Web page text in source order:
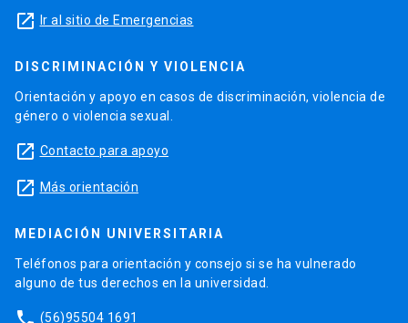
launch Ir al sitio de Emergencias
DISCRIMINACIÓN Y VIOLENCIA
Orientación y apoyo en casos de discriminación, violencia de
género o violencia sexual.
launch Contacto para apoyo
launch Más orientación
MEDIACIÓN UNIVERSITARIA
Teléfonos para orientación y consejo si se ha vulnerado
alguno de tus derechos en la universidad.
(56)95504 1691